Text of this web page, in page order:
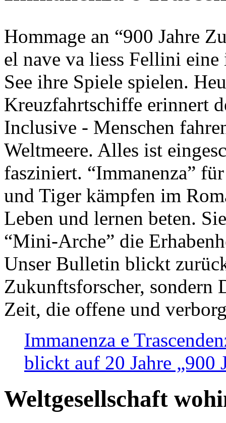
Hommage an “900 Jahre
el nave va liess Fellini
See ihre Spiele spielen.
Kreuzfahrtschiffe erinnert
Inclusive - Menschen
Weltmeere. Alles ist
fasziniert. “Immanenza”
und Tiger kämpfen im
Leben und lernen beten.
“Mini-Arche” die
Unser Bulletin blickt
Zukunftsforscher, sondern
Zeit, die offene und
Immanenza e
blickt auf 20 Jahre „900
Weltgesellschaft